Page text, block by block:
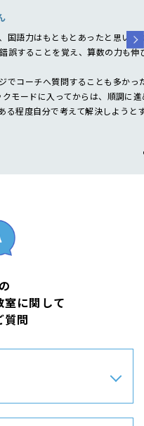
とあったと思いますが、
え、算数の力も伸びてきま
することも多かったです
からは、順調に進めてい
えて解決しようとする姿勢
室に関して
質問
、子どもの興味や目標に合った